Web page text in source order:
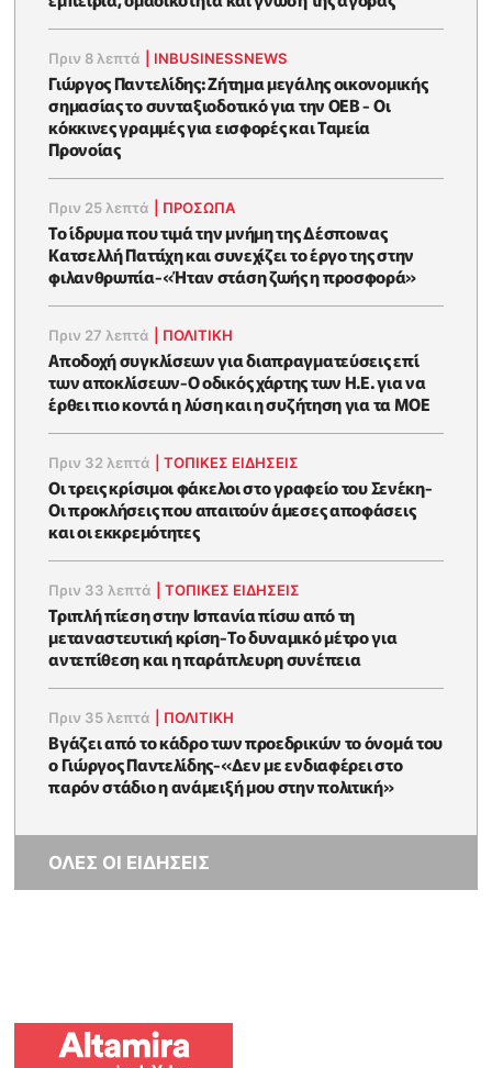
Πριν 8 λεπτά INBUSINESSNEWS
Γιώργος Παντελίδης: Ζήτημα μεγάλης οικονομικής
σημασίας το συνταξιοδοτικό για την ΟΕΒ - Οι
κόκκινες γραμμές για εισφορές και Ταμεία
Προνοίας
Πριν 25 λεπτά ΠΡΟΣΩΠΑ
Το ίδρυμα που τιμά την μνήμη της Δέσποινας
Κατσελλή Παττίχη και συνεχίζει το έργο της στην
φιλανθρωπία-«Ήταν στάση ζωής η προσφορά»
Πριν 27 λεπτά ΠΟΛΙΤΙΚΗ
Αποδοχή συγκλίσεων για διαπραγματεύσεις επί
των αποκλίσεων-Ο οδικός χάρτης των Η.Ε. για να
έρθει πιο κοντά η λύση και η συζήτηση για τα ΜΟΕ
Πριν 32 λεπτά |ΤΟΠΙΚΕΣ ΕΙΔΗΣΕΙΣ
Οι τρεις κρίσιμοι φάκελοι στο γραφείο του Σενέκη-
Οι προκλήσεις που απαιτούν άμεσες αποφάσεις
και οι εκκρεμότητες
Πριν 33 λεπτά |ΤΟΠΙΚΕΣ ΕΙΔΗΣΕΙΣ
Τριπλή πίεση στην Ισπανία πίσω από τη
μεταναστευτική κρίση-Το δυναμικό μέτρο για
αντεπίθεση και η παράπλευρη συνέπεια
Πριν 35 λεπτά ΠΟΛΙΤΙΚΗ
Βγάζει από το κάδρο των προεδρικών το όνομά του
ο Γιώργος Παντελίδης-«Δεν με ενδιαφέρει στο
παρόν στάδιο η ανάμειξή μου στην πολιτική»
ΟΛΕΣ ΟΙ ΕΙΔΗΣΕΙΣ